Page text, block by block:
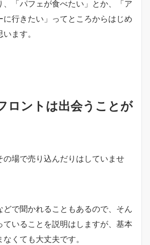
、「パフェが食べたい」とか、「ア
に行きたい」ってところからはじめ
ます。
ロントは出会うことが
の場で売り込んだりはしていませ
どで聞かれることもあるので、そん
ていることを説明はしますが、基本
くても大丈夫です。